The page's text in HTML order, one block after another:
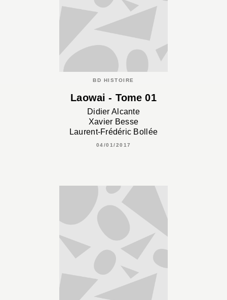
BD HISTOIRE
Laowai - Tome 01
Didier Alcante
Xavier Besse
Laurent-Frédéric Bollée
04/01/2017